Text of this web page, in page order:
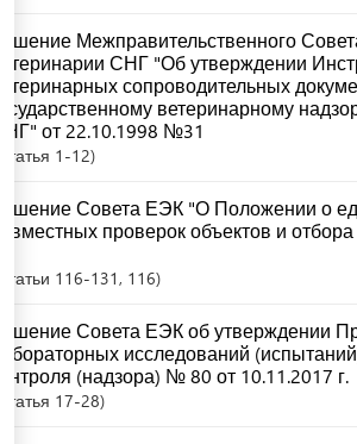
Решение Межправительственного
ветеринарии СНГ "Об утверждении
ветеринарных сопроводительных
государственному ветеринарному
СНГ" от 22.10.1998 №31
Статья 1-12
Решение Совета ЕЭК "О Положении о
совместных проверок объектов и
Статьи 116-131, 116
Решение Совета ЕЭК об утверждении
лабораторных исследований
контроля (надзора) № 80 от 10.11.2017 г.
Статья 17-28